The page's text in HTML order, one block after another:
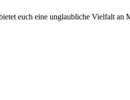
euch eine unglaubliche Vielfalt